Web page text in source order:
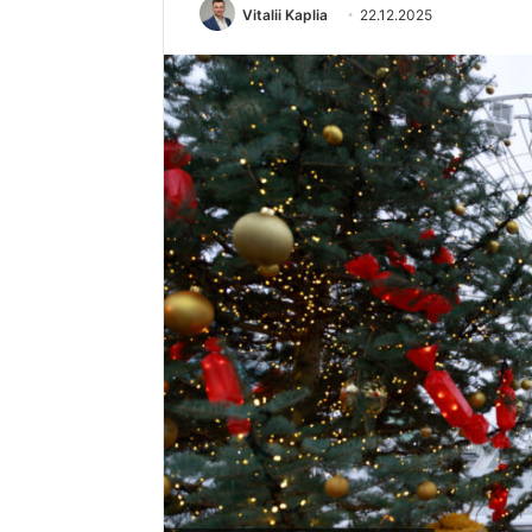
Vitalii Kaplia 22.12.2025